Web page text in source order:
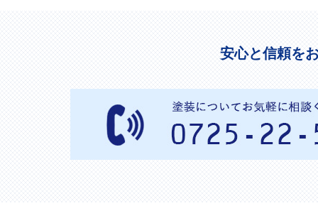
安心と信頼を